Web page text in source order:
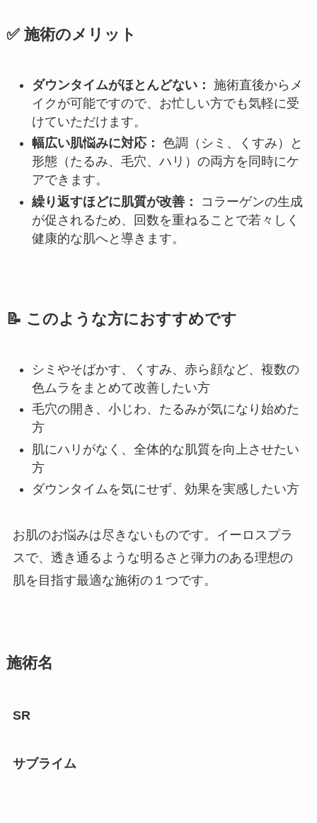
✅ 施術のメリット
ダウンタイムがほとんどない： 施術直後からメ
イクが可能ですので、お忙しい方でも気軽に受
けていただけます。
幅広い肌悩みに対応： 色調（シミ、くすみ）と
形態（たるみ、毛穴、ハリ）の両方を同時にケ
アできます。
繰り返すほどに肌質が改善：
コラーゲンの生成
が促されるため、回数を重ねることで若々しく
健康的な肌へと導きます。
📝 このような方におすすめです
シミやそばかす、くすみ、赤ら顔など、複数の
色ムラをまとめて改善したい方
毛穴の開き、小じわ、たるみが気になり始めた
方
肌にハリがなく、全体的な肌質を向上させたい
方
ダウンタイムを気にせず、効果を実感したい方
お肌のお悩みは尽きないものです。イーロスプラ
スで、透き通るような明るさと弾力のある理想の
肌を目指す最適な施術の１つです。
施術名
SR
サブライム